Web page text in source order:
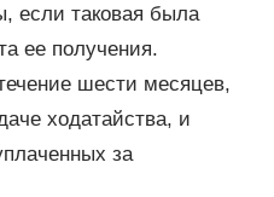
если таковая была
ее получения.
шести месяцев,
ходатайства, и
за